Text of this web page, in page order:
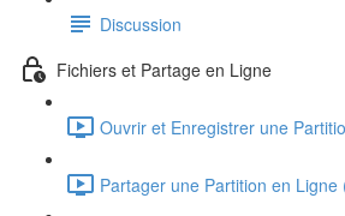
Discussion
Fichiers et Partage en Ligne
Ouvrir et Enregistrer une
Partager une Partition en Ligne